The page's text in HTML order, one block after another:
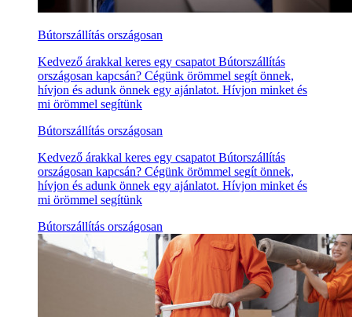
Bútorszállítás országosan
Kedvező árakkal keres egy csapatot Bútorszállítás
országosan kapcsán? Cégünk örömmel segít önnek,
hívjon és adunk önnek egy ajánlatot. Hívjon minket és
mi örömmel segítünk
Bútorszállítás országosan
Kedvező árakkal keres egy csapatot Bútorszállítás
országosan kapcsán? Cégünk örömmel segít önnek,
hívjon és adunk önnek egy ajánlatot. Hívjon minket és
mi örömmel segítünk
Bútorszállítás országosan